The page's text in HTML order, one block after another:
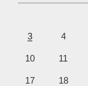
3 4
10 11
17 18